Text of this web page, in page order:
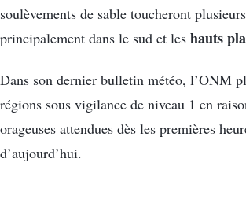
soulèvements de sable toucheront
principalement dans le sud et les hauts
Dans son dernier bulletin météo, l’ONM
régions sous vigilance de niveau 1 en
orageuses attendues dès les premières
d’aujourd’hui.